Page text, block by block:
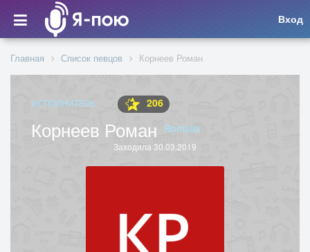
Вход
Главная Список певцов Корнеев Роман
ИСПОЛНИТЕЛЬ 206
Корнеев Роман Romulla
Заходила 30.03.2019